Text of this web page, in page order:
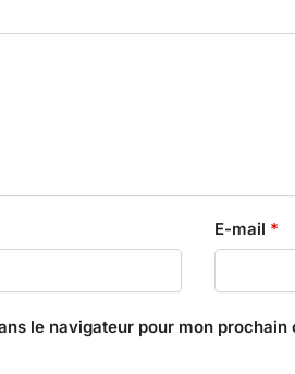
E-mail *
le navigateur pour mon prochain